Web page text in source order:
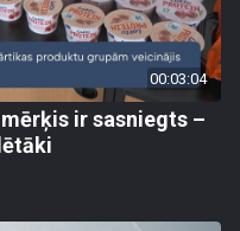
00:03:04
ir sasniegts –